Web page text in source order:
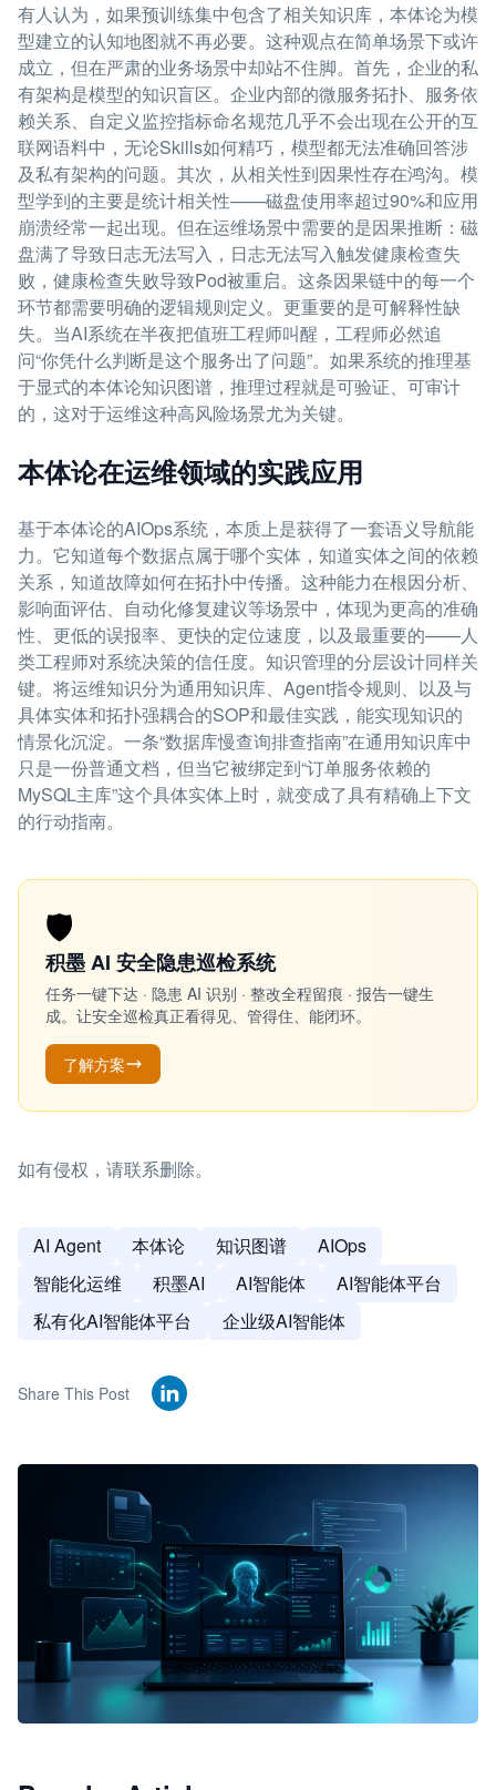
有人认为，如果预训练集中包含了相关知识库，本体论为模
型建立的认知地图就不再必要。这种观点在简单场景下或许
成立，但在严肃的业务场景中却站不住脚。首先，企业的私
有架构是模型的知识盲区。企业内部的微服务拓扑、服务依
赖关系、自定义监控指标命名规范几乎不会出现在公开的互
联网语料中，无论Skills如何精巧，模型都无法准确回答涉
及私有架构的问题。其次，从相关性到因果性存在鸿沟。模
型学到的主要是统计相关性——磁盘使用率超过90%和应用
崩溃经常一起出现。但在运维场景中需要的是因果推断：磁
盘满了导致日志无法写入，日志无法写入触发健康检查失
败，健康检查失败导致Pod被重启。这条因果链中的每一个
环节都需要明确的逻辑规则定义。更重要的是可解释性缺
失。当AI系统在半夜把值班工程师叫醒，工程师必然追
问“你凭什么判断是这个服务出了问题”。如果系统的推理基
于显式的本体论知识图谱，推理过程就是可验证、可审计
的，这对于运维这种高风险场景尤为关键。
本体论在运维领域的实践应用
基于本体论的AIOps系统，本质上是获得了一套语义导航能
力。它知道每个数据点属于哪个实体，知道实体之间的依赖
关系，知道故障如何在拓扑中传播。这种能力在根因分析、
影响面评估、自动化修复建议等场景中，体现为更高的准确
性、更低的误报率、更快的定位速度，以及最重要的——人
类工程师对系统决策的信任度。知识管理的分层设计同样关
键。将运维知识分为通用知识库、Agent指令规则、以及与
具体实体和拓扑强耦合的SOP和最佳实践，能实现知识的
情景化沉淀。一条“数据库慢查询排查指南”在通用知识库中
只是一份普通文档，但当它被绑定到“订单服务依赖的
MySQL主库”这个具体实体上时，就变成了具有精确上下文
的行动指南。
🛡️
积墨 AI 安全隐患巡检系统
任务一键下达 · 隐患 AI 识别 · 整改全程留痕 · 报告一键生
成。让安全巡检真正看得见、管得住、能闭环。
了解方案
如有侵权，请联系删除。
AI Agent 本体论 知识图谱
AIOps
智能化运维
积墨AI AI智能体
AI智能体平台
私有化AI智能体平台
企业级AI智能体
Share This Post